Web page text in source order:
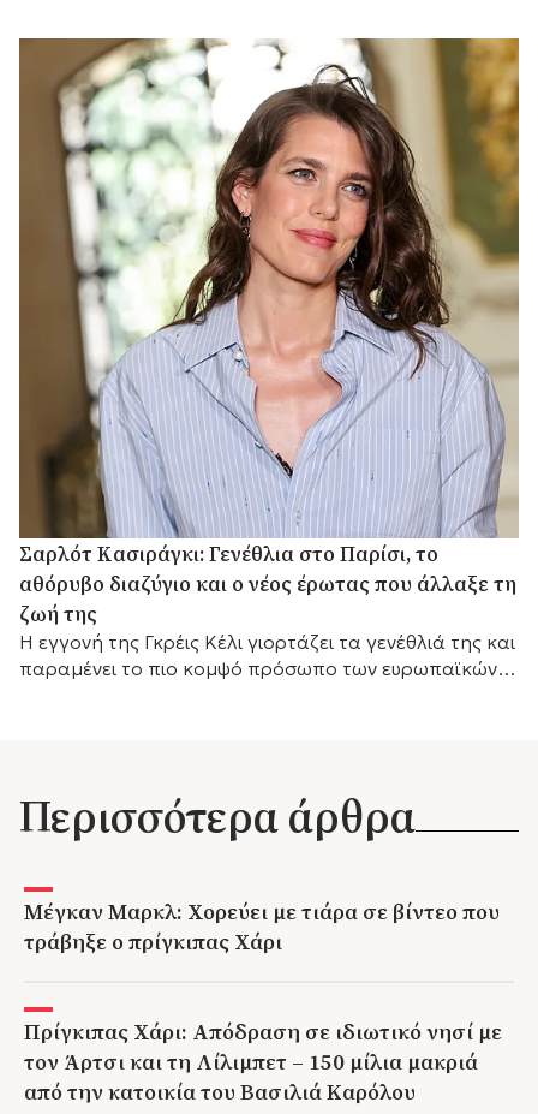
Σαρλότ Κασιράγκι: Γενέθλια στο Παρίσι, το
αθόρυβο διαζύγιο και ο νέος έρωτας που άλλαξε τη
ζωή της
Η εγγονή της Γκρέις Κέλι γιορτάζει τα γενέθλιά της και
παραμένει το πιο κομψό πρόσωπο των ευρωπαϊκών
Περισσότερα άρθρα
Μέγκαν Μαρκλ: Χορεύει με τιάρα σε βίντεο που
τράβηξε ο πρίγκιπας Χάρι
Πρίγκιπας Χάρι: Απόδραση σε ιδιωτικό νησί με
τον Άρτσι και τη Λίλιμπετ – 150 μίλια μακριά
από την κατοικία του Βασιλιά Καρόλου